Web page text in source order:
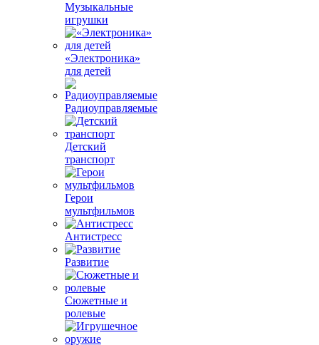
Музыкальные
игрушки
«Электроника»
для детей
Радиоуправляемые
Детский
транспорт
Герои
мультфильмов
Антистресс
Развитие
Сюжетные и
ролевые